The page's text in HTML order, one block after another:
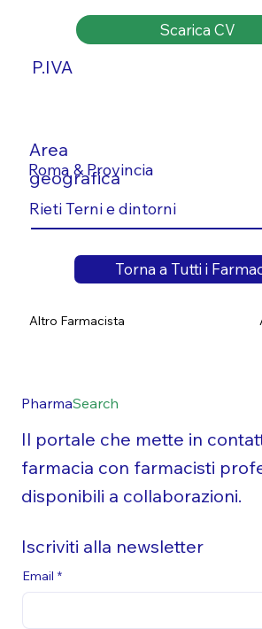
Torna a Tutti i
Altro Farmacista
P.IVA
Area
geografica
Roma & Provincia
Rieti Terni e dintorni
Scarica CV
PharmaSearch
Il portale che mette in
farmacia con farmacisti
disponibili a collaborazioni.
Iscriviti alla newsletter
Email *